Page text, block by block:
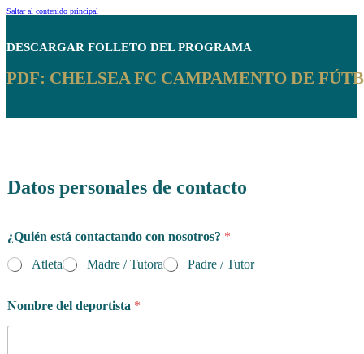
Saltar al contenido principal
DESCARGAR FOLLETO DEL PROGRAMA
PDF: CHELSEA FC CAMPAMENTO DE
Datos personales de contacto
p
o
l
t
¿Quién está contactando con nosotros? *
Atleta
Madre / Tutora Padre / Tutor
Nombre del deportista *